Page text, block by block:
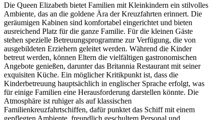
Die Queen Elizabeth bietet Familien mit Kleinkindern ein stilvolles
Ambiente, das an die goldene Ära der Kreuzfahrten erinnert. Die
geräumigen Kabinen sind komfortabel eingerichtet und bieten
ausreichend Platz für die ganze Familie. Für die kleinen Gäste
stehen spezielle Betreuungsprogramme zur Verfügung, die von
ausgebildeten Erziehern geleitet werden. Während die Kinder
betreut werden, können Eltern die vielfältigen gastronomischen
Angebote genießen, darunter das Britannia Restaurant mit seiner
exquisiten Küche. Ein möglicher Kritikpunkt ist, dass die
Kinderbetreuung hauptsächlich in englischer Sprache erfolgt, was
für einige Familien eine Herausforderung darstellen könnte. Die
Atmosphäre ist ruhiger als auf klassischen
Familienkreuzfahrtschiffen, dafür punktet das Schiff mit einem
gepflegten Ambiente, freundlich geschultem Personal und